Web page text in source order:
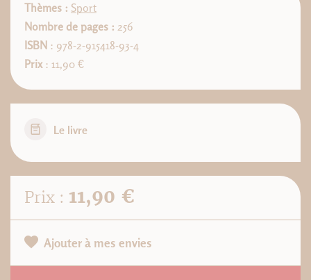
Thèmes : Sport
Nombre de pages : 256
ISBN : 978-2-915418-93-4
Prix: 11,90 €
Le livre
Prix : 11,90 €
Ajouter à mes envies